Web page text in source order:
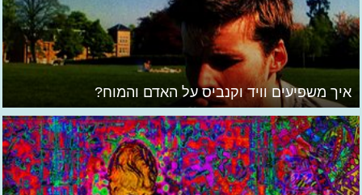
איך משפיעים וויד וקנביס על האדם והמוח?